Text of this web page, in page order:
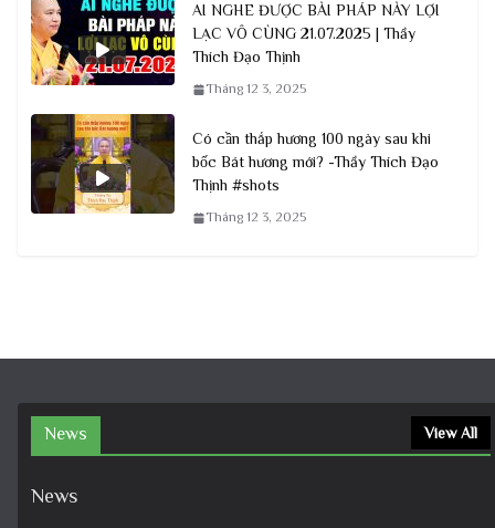
AI NGHE ĐƯỢC BÀI PHÁP NÀY LỢI
LẠC VÔ CÙNG 21.07.2025 | Thầy
Thích Đạo Thịnh
Tháng 12 3, 2025
Có cần thắp hương 100 ngày sau khi
bốc Bát hương mới? -Thầy Thích Đạo
Thịnh #shots
Tháng 12 3, 2025
News View All
News